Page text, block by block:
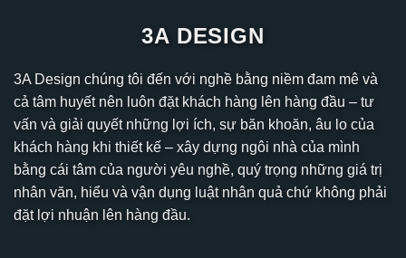
3A DESIGN
3A Design chúng tôi đến với nghề bằng niềm đam mê và
cả tâm huyết nên luôn đặt khách hàng lên hàng đầu – tư
vấn và giải quyết những lợi ích, sự băn khoăn, âu lo của
khách hàng khi thiết kế – xây dựng ngôi nhà của mình
bằng cái tâm của người yêu nghề, quý trọng những giá trị
nhân văn, hiểu và vận dụng luật nhân quả chứ không phải
đặt lợi nhuận lên hàng đầu.